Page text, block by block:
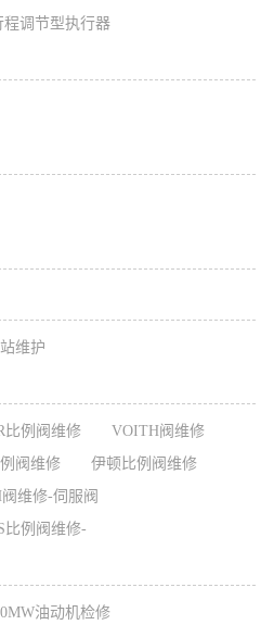
调节型执行器
维护
例阀维修
VOITH阀维修
阀维修
伊顿比例阀维修
维修-伺服阀
例阀维修-
油动机检修